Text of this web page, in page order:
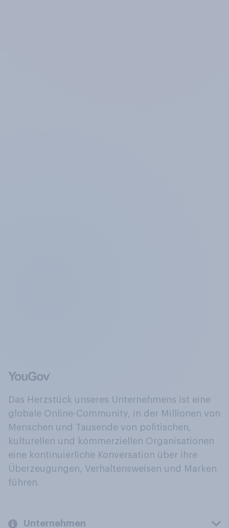
Das Herzstück unseres Unternehmens ist eine
globale Online-Community, in der Millionen von
Menschen und Tausende von politischen,
kulturellen und kommerziellen Organisationen
eine kontinuierliche Konversation über ihre
Überzeugungen, Verhaltensweisen und Marken
führen.
Unternehmen